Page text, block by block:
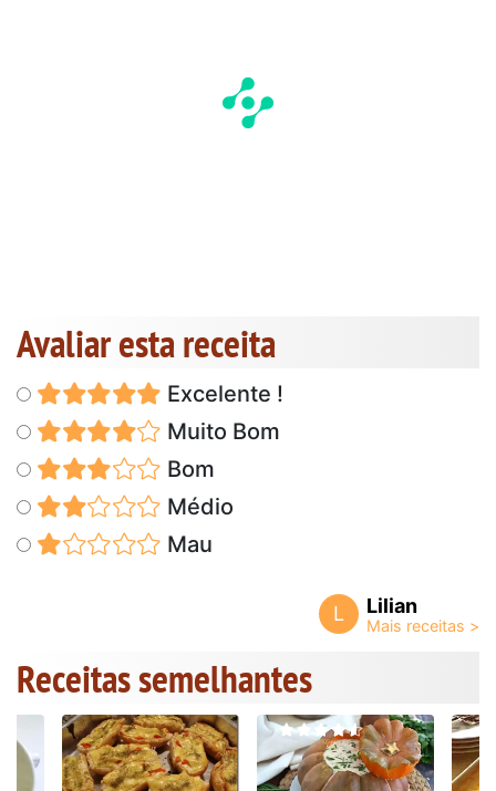
Avaliar esta receita
Excelente !
Muito Bom
Bom
Médio
Mau
L Lilian
Receitas semelhantes